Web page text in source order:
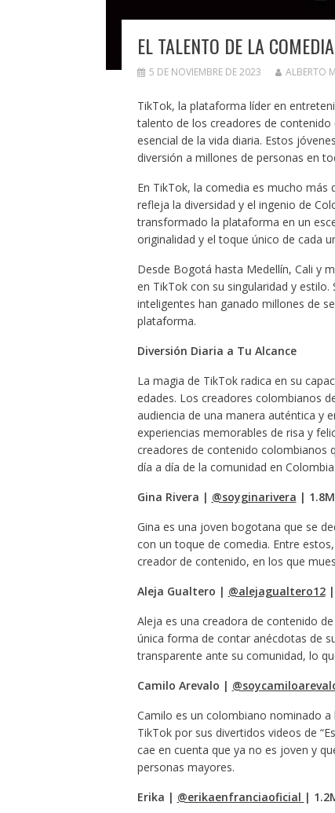
EL TALENTO DE LA
5 DE NOVIEMBRE DE 2023 ALBERTO
TikTok, la plataforma líder en
talento de los creadores de
esencial de la vida diaria. Estos
diversión a millones de personas en
En TikTok, la comedia es mucho más
refleja la diversidad y el ingenio de
transformado la plataforma en un
originalidad y el toque único de cada
Desde Bogotá hasta Medellín, Cali y
en TikTok con su singularidad y
inteligentes han ganado millones de
plataforma.
Diversión Diaria a Tu Alcance
La magia de TikTok radica en su
edades. Los creadores colombianos
audiencia de una manera auténtica y
experiencias memorables de risa y
creadores de contenido colombianos
día a día de la comunidad en Colombia.
Gina Rivera | @soyginarivera |
Gina es una joven bogotana que se
con un toque de comedia. Entre
creador de contenido, en los que
Aleja Gualtero | @alejagualtero12|
Aleja es una creadora de contenido
única forma de contar anécdotas de
transparente ante su comunidad, lo
Camilo Arevalo |
Camilo es un colombiano nominado
TikTok por sus divertidos videos de
cae en cuenta que ya no es joven y
personas mayores.
Erika | @erikaenfranciaoficial |